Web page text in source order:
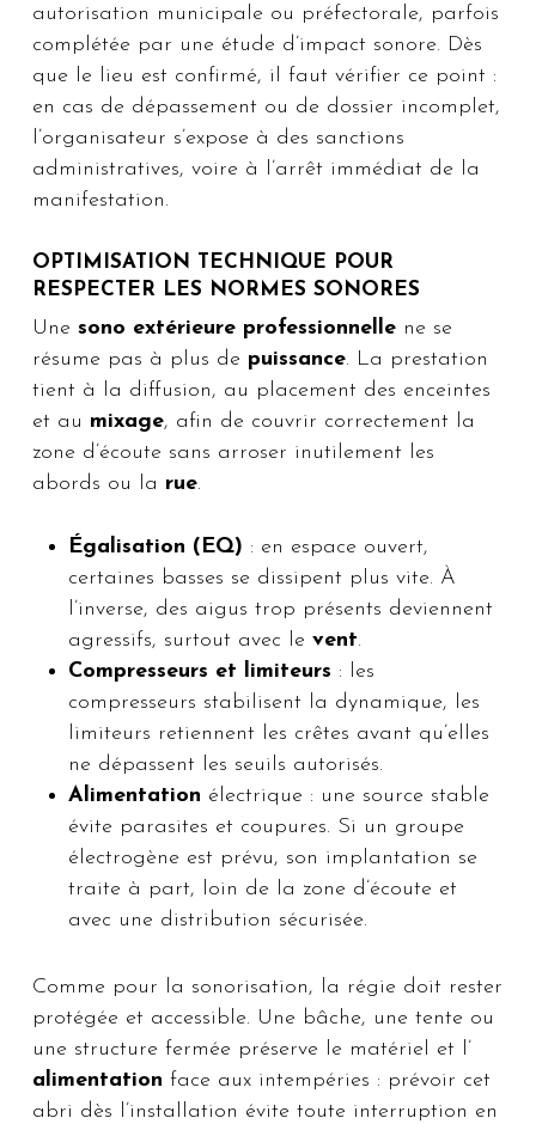
autorisation municipale ou préfectorale, parfois
complétée par une étude d’impact sonore. Dès
que le lieu est confirmé, il faut vérifier ce point :
en cas de dépassement ou de dossier incomplet,
l’organisateur s’expose à des sanctions
administratives, voire à l’arrêt immédiat de la
manifestation.
OPTIMISATION TECHNIQUE POUR
RESPECTER LES NORMES SONORES
Une sono extérieure professionnellene se
résume pas à plus de puissance. La prestation
tient à la diffusion, au placement des enceintes
et au mixage, afin de couvrir correctement la
zone d’écoute sans arroser inutilement les
abords ou la rue.
Égalisation (EQ) : en espace ouvert,
certaines basses se dissipent plus vite. À
l’inverse, des aigus trop présents deviennent
agressifs, surtout avec le vent.
Compresseurs et limiteurs : les
compresseurs stabilisent la dynamique, les
limiteurs retiennent les crêtes avant qu’elles
ne dépassent les seuils autorisés.
Alimentation électrique : une source stable
évite parasites et coupures. Si un groupe
électrogène est prévu, son implantation se
traite à part, loin de la zone d’écoute et
avec une distribution sécurisée.
Comme pour la sonorisation, la régie doit rester
protégée et accessible. Une bâche, une tente ou
une structure fermée préserve le matériel et l’
alimentation face aux intempéries : prévoir cet
abri dès l’installation évite toute interruption en